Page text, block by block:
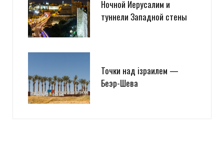
Ночной Иерусалим и
туннели Западной стены
Точки над iзраилем —
Беэр-Шева